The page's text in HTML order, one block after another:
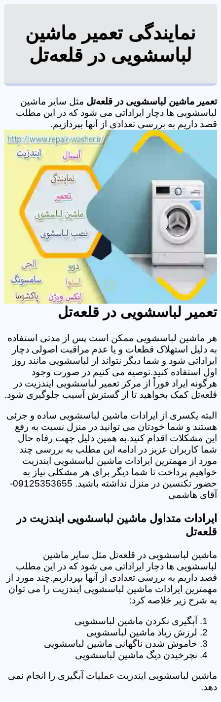
نمایندگی تعمیر ماشین
لباسشویی در قلعه‌تل
تعمیر ماشین لباسشویی در قلعه‌تل مثل سایر ماشین
لباسشویی ها دچار ایراداتی می شود که در این مطلب
قصد داریم به بررسی تعدادی از آنها بپردازیم.
تعمیر لباسشویی در قلعه‌تل
هر ماشین لباسشویی ممکن است پس از مدتی استفاده
به دلیل استهلاک قطعات و یا عدم مراقبت اصولی دچار
ایراداتی شود و شما دیگر نتواند از لباسشویی مانند روز
اول استفاده کنید.توصیه می کنیم در صورت وجود
هرگونه ایراد فوراً از مرکز تعمیر لباسشویی ایندزیت در
قلعه‌تل کمک بخواهید تا از گسترش آسیب جلوگیری شود.
البته یکسری از ایرادات ماشین لباسشویی ساده و جزئی
هستند و شما خودتان می توانید در منزل نسبت به رفع
این مشکلات اقدام کنید.به همین دلیل جهت رفاه حال
شما کاربران عزیز در ادامه این مطلب به بررسی چند
مورد از مهمترین ایرادات ماشین لباسشویی ایندزیت
خواهیم پرداخت تا شما دیگر برای هر مشکلی نیاز به
حضور تکنسین در منزل نداشته باشید. 09125353655-
آقای هاشمی
ایرادات متداول ماشین لباسشویی ایندزیت در
قلعه‌تل
ماشین لباسشویی در قلعه‌تل مثل سایر ماشین
لباسشویی ها دچار ایراداتی می شود که در این مطلب
قصد داریم به بررسی تعدادی از آنها بپردازیم.چند مورد از
مهمترین ایرادات ماشین لباسشویی ایندزیت را می توان
به شرح زیر خلاصه کرد:
آبگیری نکردن ماشین لباسشویی
لرزش زیاد ماشین لباسشویی
خاموش شدن ناگهانی ماشین لباسشویی
نچرخیدن دیگ ماشین لباسشویی
ماشین لباسشویی ایندزیت عملیات آبگیری را انجام نمی
دهد.